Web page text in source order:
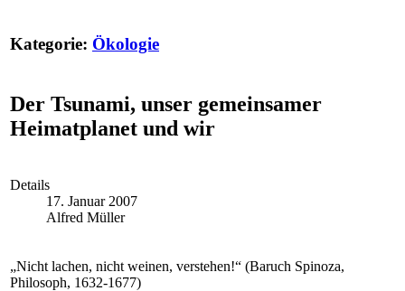
Kategorie: Ökologie
Der Tsunami, unser gemeinsamer
Heimatplanet und wir
Details
17. Januar 2007
Alfred Müller
„Nicht lachen, nicht weinen, verstehen!“ (Baruch Spinoza,
Philosoph, 1632-1677)